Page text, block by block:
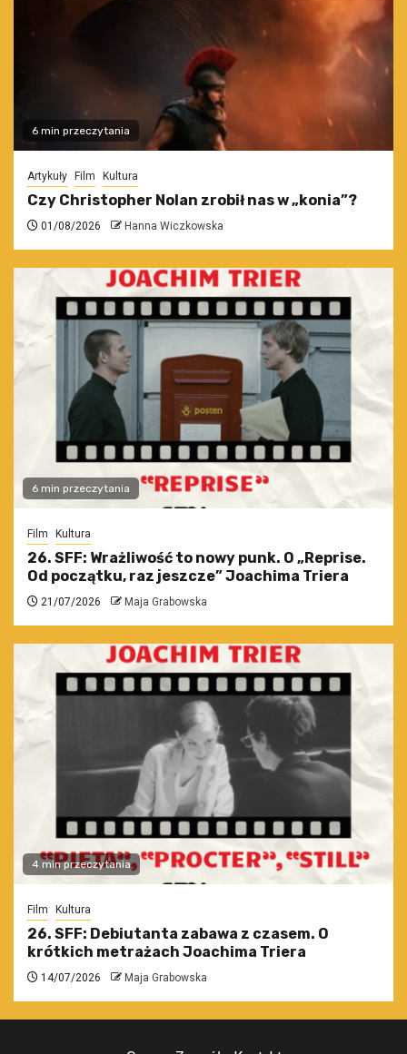
6 min przeczytania
Artykuły Film Kultura
Czy Christopher Nolan zrobił nas w „konia”?
01/08/2026 Hanna Wiczkowska
6 min przeczytania
Film Kultura
26. SFF: Wrażliwość to nowy punk. O „Reprise.
Od początku, raz jeszcze” Joachima Triera
21/07/2026 Maja Grabowska
4 min przeczytania
Film Kultura
26. SFF: Debiutanta zabawa z czasem. O
krótkich metrażach Joachima Triera
14/07/2026 Maja Grabowska